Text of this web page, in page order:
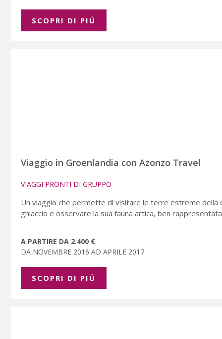
SCOPRI DI PIÚ
Viaggio in Groenlandia con Azonzo Travel
VIAGGI PRONTI DI GRUPPO
Un viaggio che permette di visitare le terre estreme della
ghiaccio e osservare la sua fauna artica, ben
A PARTIRE DA 2.400 €
DA NOVEMBRE 2016 AD APRILE 2017
SCOPRI DI PIÚ